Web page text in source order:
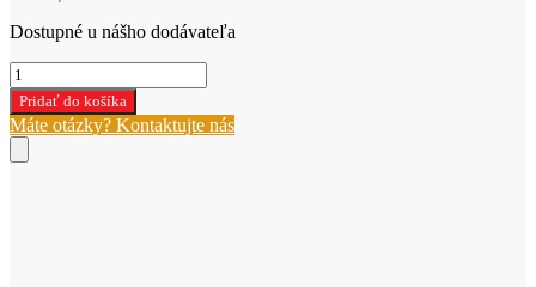
Dostupné u nášho dodávateľa
množstvo
Zelený
ornát
(KOR/016/01/12)
Pridať do košíka
Máte otázky? Kontaktujte nás